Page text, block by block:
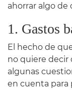
ahorrar algo de
1. Gastos
El hecho de
no quiere decir
algunas
en cuenta para